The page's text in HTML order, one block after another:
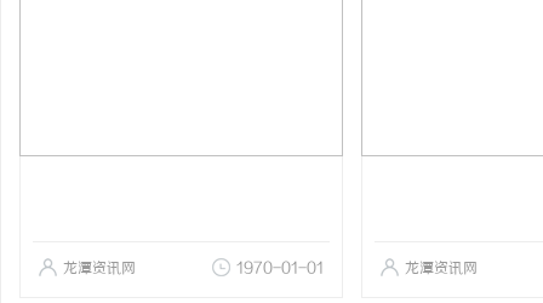
龙潭资讯网 1970-01-01 龙潭资讯网